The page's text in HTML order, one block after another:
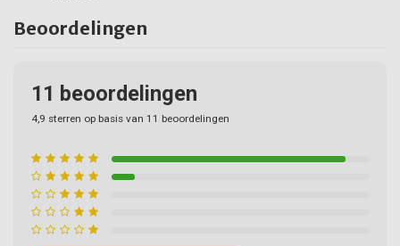
Beoordelingen
11 beoordelingen
4,9 sterren op basis van 11 beoordelingen